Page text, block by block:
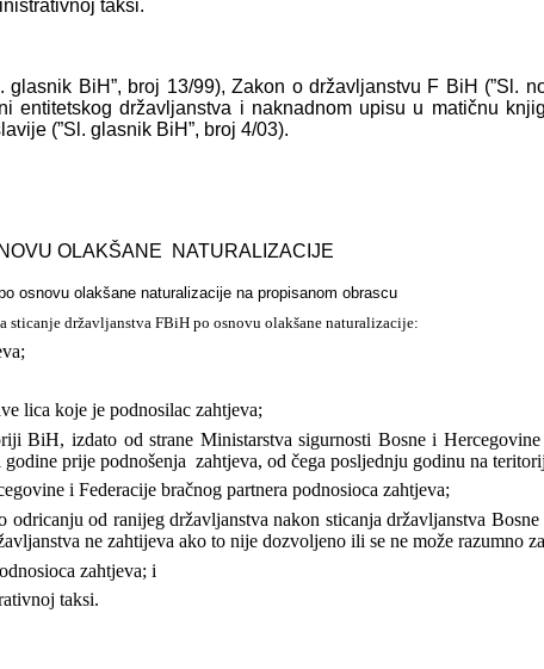
taksi.
glasnik BiH”, broj 13/99), Zakon o državljanstvu F BiH (”Sl.
entitetskog državljanstva i naknadnom upisu u matičnu
(”Sl. glasnik BiH”, broj 4/03).
OLAKŠANE NATURALIZACIJE
osnovu olakšane naturalizacije na propisanom obrascu
sticanje državljanstva FBiH po osnovu olakšane naturalizacije:
lica koje je podnosilac zahtjeva;
BiH, izdato od strane Ministarstva sigurnosti Bosne i
prije podnošenja zahtjeva, od čega posljednju godinu na
i Federacije bračnog partnera podnosioca zahtjeva;
odricanju od ranijeg državljanstva nakon sticanja državljanstva
ne zahtijeva ako to nije dozvoljeno ili se ne može razumno
zahtjeva; i
taksi.